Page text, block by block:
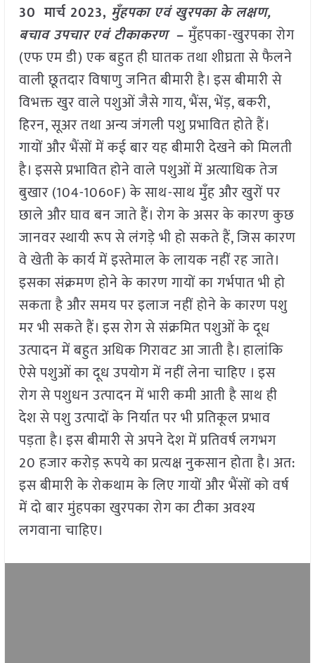
30 मार्च 2023, मुँहपका एवं खुरपका के लक्षण,
बचाव उपचार एवं टीकाकरण–मुँहपका-खुरपका रोग
(एफ एम डी) एक बहुत ही घातक तथा शीघ्रता से फैलने
वाली छूतदार विषाणु जनित बीमारी है। इस बीमारी से
विभक्त खुर वाले पशुओं जैसे गाय, भैंस, भेंड़, बकरी,
हिरन, सूअर तथा अन्य जंगली पशु प्रभावित होते हैं।
गायों और भैंसों में कई बार यह बीमारी देखने को मिलती
है। इससे प्रभावित होने वाले पशुओं में अत्याधिक तेज
बुखार (104-106०F) के साथ-साथ मुँह और खुरों पर
छाले और घाव बन जाते हैं। रोग के असर के कारण कुछ
जानवर स्थायी रूप से लंगड़े भी हो सकते हैं, जिस कारण
वे खेती के कार्य में इस्तेमाल के लायक नहीं रह जाते।
इसका संक्रमण होने के कारण गायों का गर्भपात भी हो
सकता है और समय पर इलाज नहीं होने के कारण पशु
मर भी सकते हैं। इस रोग से संक्रमित पशुओं के दूध
उत्पादन में बहुत अधिक गिरावट आ जाती है। हालांकि
ऐसे पशुओं का दूध उपयोग में नहीं लेना चाहिए । इस
रोग से पशुधन उत्पादन में भारी कमी आती है साथ ही
देश से पशु उत्पादों के निर्यात पर भी प्रतिकूल प्रभाव
पड़ता है। इस बीमारी से अपने देश में प्रतिवर्ष लगभग
20 हजार करोड़ रूपये का प्रत्यक्ष नुकसान होता है। अत:
इस बीमारी के रोकथाम के लिए गायों और भैंसों को वर्ष
में दो बार मुंहपका खुरपका रोग का टीका अवश्य
लगवाना चाहिए।